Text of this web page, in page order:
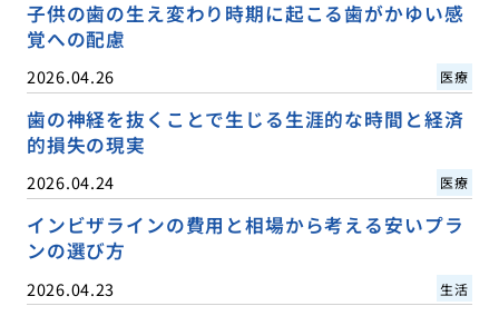
子供の歯の生え変わり時期に起こる歯がかゆい感
覚への配慮
2026.04.26 医療
歯の神経を抜くことで生じる生涯的な時間と経済
的損失の現実
2026.04.24 医療
インビザラインの費用と相場から考える安いプラ
ンの選び方
2026.04.23 生活